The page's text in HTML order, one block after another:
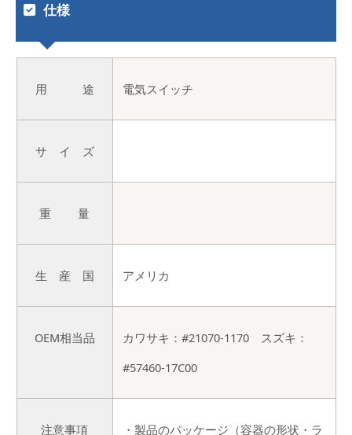
仕様
用 途 電気スイッチ
サ イ ズ
重 量
生 産 国 アメリカ
OEM相当品
カワサキ：#21070-1170 スズキ：
#57460-17C00
注意事項 ・製品のパッケージ（容器の形状・ラ